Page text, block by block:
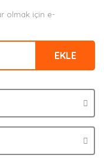
olmak için e-
EKLE